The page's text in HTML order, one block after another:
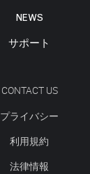
NEWS
サポート
CONTACT US
プライバシー
利用規約
法律情報